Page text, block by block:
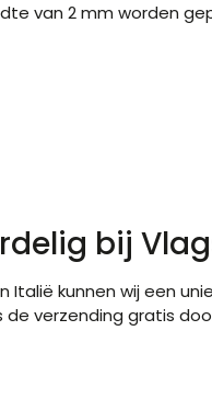
van 2 mm worden
bij
kunnen wij een
verzending gratis